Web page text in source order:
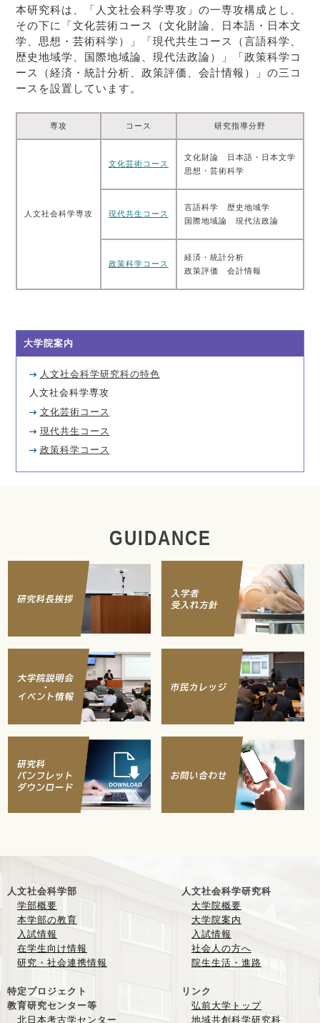
本研究科は、「人文社会科学専攻」の一専攻構成とし、
その下に「文化芸術コース（文化財論、日本語・日本文
学、思想・芸術科学）」「現代共生コース（言語科学、
歴史地域学、国際地域論、現代法政論）」「政策科学コ
ース（経済・統計分析、政策評価、会計情報）」の三コ
ースを設置しています。
専攻 コース 研究指導分野
人文社会科学専攻
文化芸術コース
文化財論 日本語・日本文学
思想・芸術科学
現代共生コース
言語科学 歴史地域学
国際地域論 現代法政論
政策科学コース
経済・統計分析
政策評価 会計情報
大学院案内
人文社会科学研究科の特色
人文社会科学専攻
文化芸術コース
現代共生コース
政策科学コース
GUIDANCE
人文社会科学部
学部概要
本学部の教育
入試情報
在学生向け情報
研究・社会連携情報
特定プロジェクト
教育研究センター等
北日本考古学センター
人文社会科学研究科
大学院概要
大学院案内
入試情報
社会人の方へ
院生生活・進路
リンク
弘前大学トップ
地域共創科学研究科